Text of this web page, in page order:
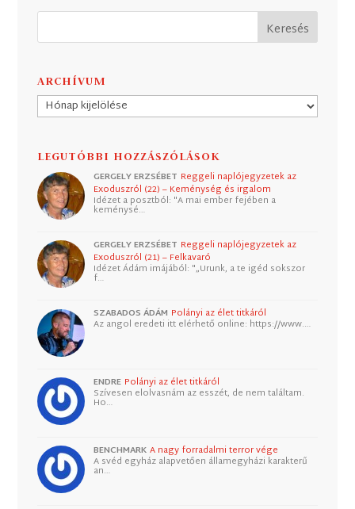
ARCHÍVUM
Archívum
LEGUTÓBBI HOZZÁSZÓLÁSOK
GERGELY ERZSÉBET Reggeli naplójegyzetek az
Exoduszról (22) – Keménység és irgalom
Idézet a posztból: "A mai ember fejében a
keménysé…
GERGELY ERZSÉBET Reggeli naplójegyzetek az
Exoduszról (21) – Felkavaró
Idézet Ádám imájából: "„Urunk, a te igéd sokszor
f…
SZABADOS ÁDÁM Polányi az élet titkáról
Az angol eredeti itt elérhető online: https://www.…
ENDRE Polányi az élet titkáról
Szívesen elolvasnám az esszét, de nem találtam.
Ho…
BENCHMARK A nagy forradalmi terror vége
A svéd egyház alapvetően államegyházi karakterű
an…